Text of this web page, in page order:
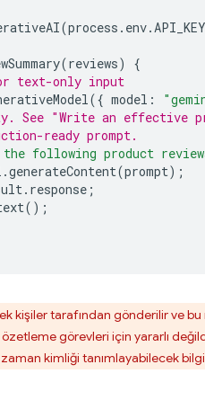
(process . env.
(reviews)
{
text-only input
({ model :
See "Write an effective
ready prompt.
the following product
.generateContent(prompt);
. response ;
();
kişiler tarafından gönderilir ve
görevleri için yararlı
kimliği tanımlayabilecek